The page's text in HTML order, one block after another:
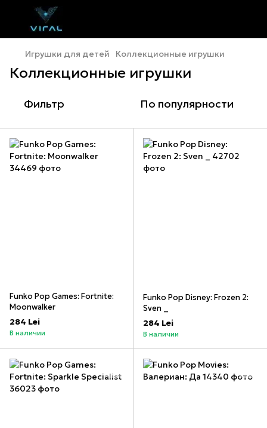
Игрушки для детей Коллекционные игрушки
Коллекционные игрушки
Фильтр По популярности
Funko Pop Games: Fortnite:
Moonwalker
284 Lei
В наличии
Funko Pop Disney: Frozen 2:
Sven _
284 Lei
В наличии